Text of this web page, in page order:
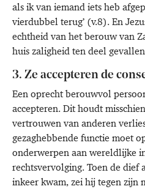
als ik van iemand iets heb
vierdubbel terug’ (v.8). En
echtheid van het berouw van
huis zaligheid ten deel
3. Ze accepteren de
Een oprecht berouwvol
accepteren. Dit houdt
vertrouwen van anderen
gezaghebbende functie moet
onderwerpen aan wereldlijke
rechtsvervolging. Toen de dief
inkeer kwam, zei hij tegen zijn